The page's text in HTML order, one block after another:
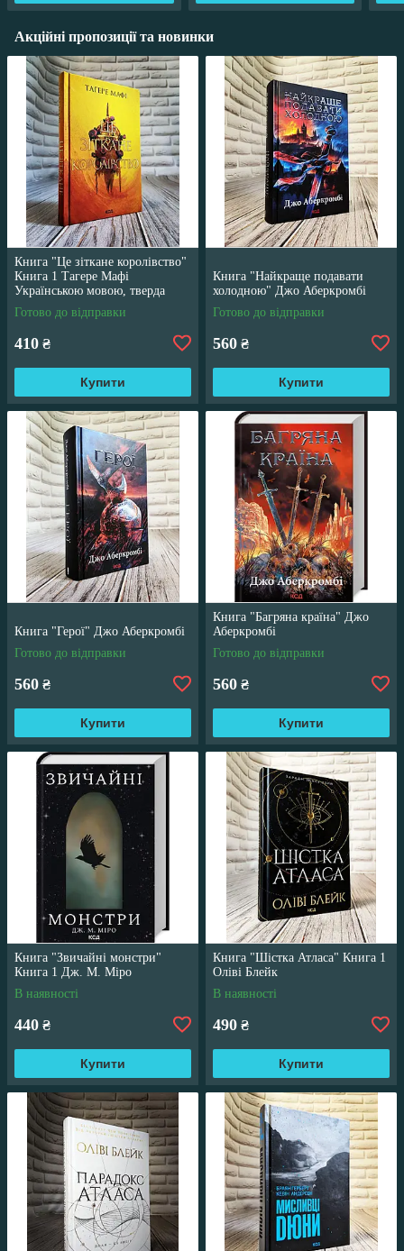
Акційні пропозиції та новинки
Книга "Це зіткане королівство"
Книга 1 Тагере Мафі
Українською мовою, тверда
обкладинка
Готово до відправки
410 ₴
Купити
Книга "Найкраще подавати
холодною" Джо Аберкромбі
Готово до відправки
560 ₴
Купити
Книга "Герої" Джо Аберкромбі
Готово до відправки
560 ₴
Купити
Книга "Багряна країна" Джо
Аберкромбі
Готово до відправки
560 ₴
Купити
Книга "Звичайні монстри"
Книга 1 Дж. М. Міро
В наявності
440 ₴
Купити
Книга "Шістка Атласа" Книга 1
Оліві Блейк
В наявності
490 ₴
Купити